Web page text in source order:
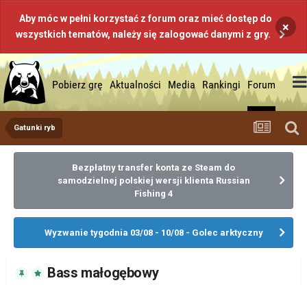
Aby móc w pełni korzystać z forum oraz mieć dostęp do
wszystkich tematów, należy się zalogować danymi z gry.
×
Pobierz grę Aktualności Media Rankingi Forum
Gatunki ryb
Bezpłatny transfer konta ze Steam do
samodzielnej polskiej wersji klienta Russian
Fishing 4
Wyzwanie tygodnia 03/08 - 10/08 - Golec arktyczny
Bass małogębowy